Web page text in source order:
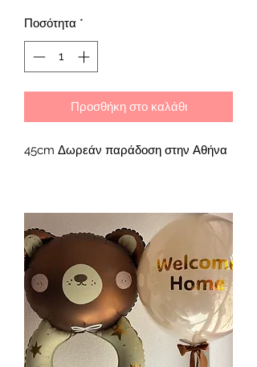
Ποσότητα *
Προσθήκη στο καλάθι
45cm Δωρεάν παράδοση στην Αθήνα